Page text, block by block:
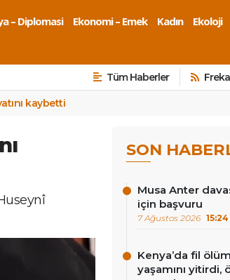
– Diplomasi Ekonomi – Emek Kadın Ekoloji
Tüm Haberler
kaybetti
SON
Musa Anter
için başvuru
7 Ağustos 2026 15:24
Kenya’da fil
yaşamını